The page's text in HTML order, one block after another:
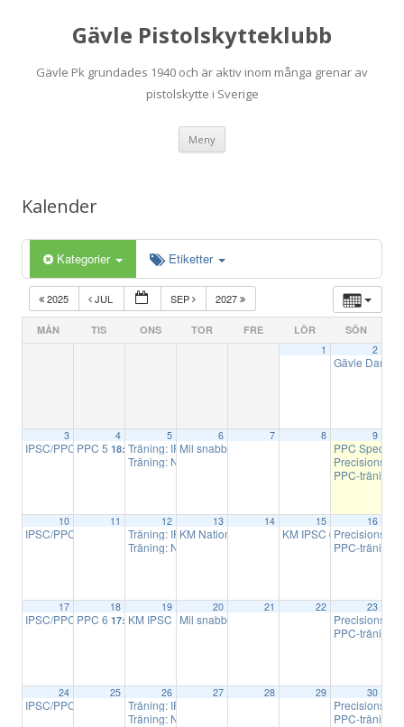
Gävle Pistolskytteklubb
Gävle Pk grundades 1940 och är aktiv inom många grenar av
pistolskytte i Sverige
Meny
Kalender
Kategorier Etiketter
2025 JUL SEP 2027
MÅN TIS ONS TOR FRE LÖR
SÖN
1
2
Gävle Darren
3
IPSC/PPC-sport16:00
4
PPC 5 18:00
5
Träning: IPSC & PPC-sport
Träning: Nationelltskytte
6
Mil snabb 5
7 8 9
PPC Special
PPC-träning
10
IPSC/PPC-sport 16:00
11 12
Träning: IPSC & PPC-sport 16:00
Träning: Nationelltskytte
13
KM Nationell helmatch18:00
14 15
KM IPSC 08:00
16
PPC-träning
17
IPSC/PPC-sport16:00
18
PPC 6 17:30
19
KM IPSC Handgun15:00
20
Mil snabb 6
21 22 23
PPC-träning
24
IPSC/PPC-sport 16:00
25 26
Träning: IPSC & PPC-sport
Träning: Nationelltskytte
27 28 29 30
PPC-träning